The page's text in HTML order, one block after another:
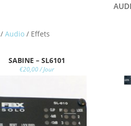
/Audio / Effets
SABINE – SL6101
€20,00/ Jour